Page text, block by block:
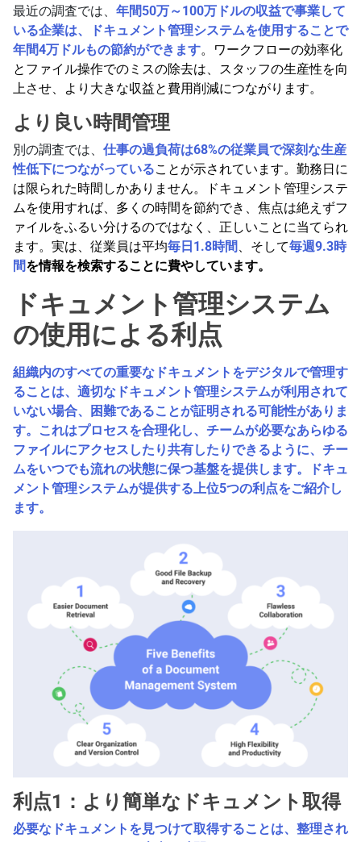
最近の調査では、 年間50万～100万ドルの収益で事業して
いる企業は、ドキュメント管理システムを使用することで
年間4万ドルもの節約ができます。ワークフローの効率化
とファイル操作でのミスの除去は、スタッフの生産性を向
上させ、より大きな収益と費用削減につながります。
より良い時間管理
別の調査では、 仕事の過負荷は68%の従業員で深刻な生産
性低下につながっていることが示されています。勤務日に
は限られた時間しかありません。ドキュメント管理システ
ムを使用すれば、多くの時間を節約でき、焦点は絶えずフ
ァイルをふるい分けるのではなく、正しいことに当てられ
ます。実は、従業員は平均毎日1.8時間 、そして毎週9.3時
間を情報を検索することに費やしています。
ドキュメント管理システム
の使用による利点
組織内のすべての重要なドキュメントをデジタルで管理す
ることは、適切なドキュメント管理システムが利用されて
いない場合、困難であることが証明される可能性がありま
す。これはプロセスを合理化し、チームが必要なあらゆる
ファイルにアクセスしたり共有したりできるように、チー
ムをいつでも流れの状態に保つ基盤を提供します。ドキュ
メント管理システムが提供する上位5つの利点をご紹介し
ます。
利点1：より簡単なドキュメント取得
必要なドキュメントを見つけて取得することは、整理され